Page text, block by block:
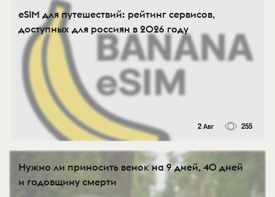
eSIM для путешествий: рейтинг сервисов,
доступных для россиян в 2026 году
2 Авг 255
Нужно ли приносить венок на 9 дней, 40 дней
и годовщину смерти